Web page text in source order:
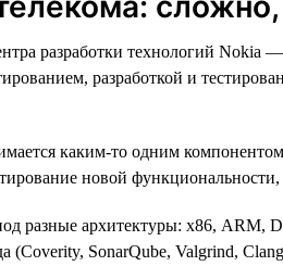
разработки технологий Nokia
разработкой и
каким-то одним
новой
разные архитектуры: х86, ARM,
(Coverity, SonarQube, Valgrind,